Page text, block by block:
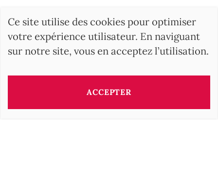
RECHERCHER
Ce site utilise des cookies pour optimiser
votre expérience utilisateur. En naviguant
sur notre site, vous en acceptez l’utilisation.
ACCEPTER